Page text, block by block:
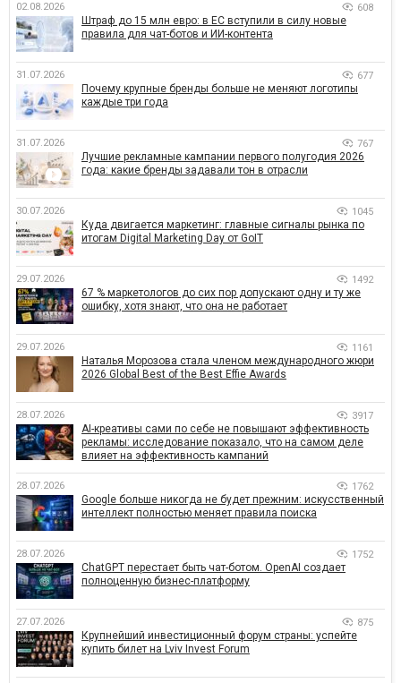
02.08.2026 608
Штраф до 15 млн евро: в ЕС вступили в силу новые
правила для чат-ботов и ИИ-контента
31.07.2026 677
Почему крупные бренды больше не меняют логотипы
каждые три года
31.07.2026 767
Лучшие рекламные кампании первого полугодия 2026
года: какие бренды задавали тон в отрасли
30.07.2026 1045
Куда двигается маркетинг: главные сигналы рынка по
итогам Digital Marketing Day от GoIT
29.07.2026 1492
67 % маркетологов до сих пор допускают одну и ту же
ошибку, хотя знают, что она не работает
29.07.2026 1161
Наталья Морозова стала членом международного жюри
2026 Global Best of the Best Effie Awards
28.07.2026 3917
AI-креативы сами по себе не повышают эффективность
рекламы: исследование показало, что на самом деле
влияет на эффективность кампаний
28.07.2026 1762
Google больше никогда не будет прежним: искусственный
интеллект полностью меняет правила поиска
28.07.2026 1752
ChatGPT перестает быть чат-ботом. OpenAI создает
полноценную бизнес-платформу
27.07.2026 875
Крупнейший инвестиционный форум страны: успейте
купить билет на Lviv Invest Forum